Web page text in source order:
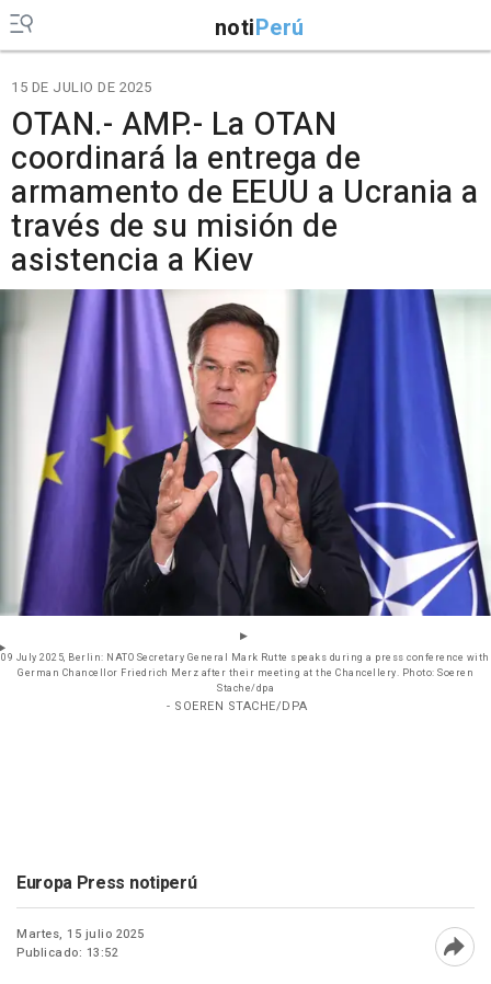
notiPerú
15 DE JULIO DE 2025
OTAN.- AMP.- La OTAN
coordinará la entrega de
armamento de EEUU a Ucrania a
través de su misión de
asistencia a Kiev
09 July 2025, Berlin: NATO Secretary General Mark Rutte speaks during a press conference with
German Chancellor Friedrich Merz after their meeting at the Chancellery. Photo: Soeren
Stache/dpa
- SOEREN STACHE/DPA
Europa Press notiperú
Martes, 15 julio 2025
Publicado: 13:52